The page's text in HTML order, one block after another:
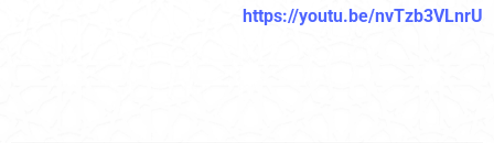
https://youtu.be/nvTzb3VLnrU